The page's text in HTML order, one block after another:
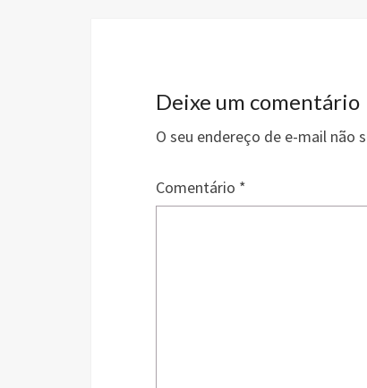
Deixe um comentário
O seu endereço de e-mail não
Comentário *